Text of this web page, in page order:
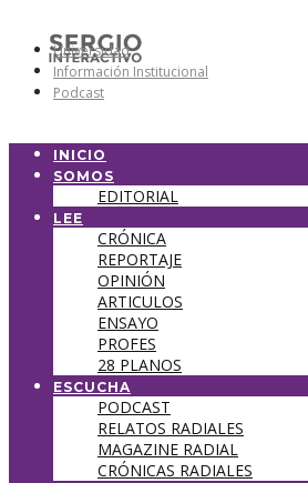
Universidad
Información Institucional
Podcast
INICIO
SOMOS
EDITORIAL
LEE
CRÓNICA
REPORTAJE
OPINIÓN
ARTICULOS
ENSAYO
PROFES
28 PLANOS
ESCUCHA
PODCAST
RELATOS RADIALES
MAGAZINE RADIAL
CRÓNICAS RADIALES